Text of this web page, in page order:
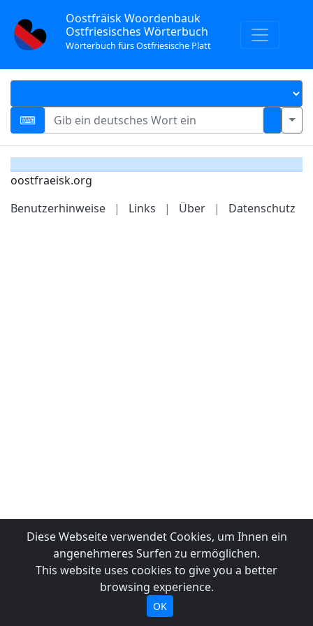
Oostfräisk Woordenbauk
Ostfriesisches Wörterbuch
Wörterbuch fürs Ostfriesische Platt
oostfraeisk.org
Benutzerhinweise
| Links | Über | Datenschutz
Diese Webseite verwendet Cookies, um Ihnen ein
angenehmeres Surfen zu ermöglichen.
This website uses cookies to give you a better
browsing experience.
OK